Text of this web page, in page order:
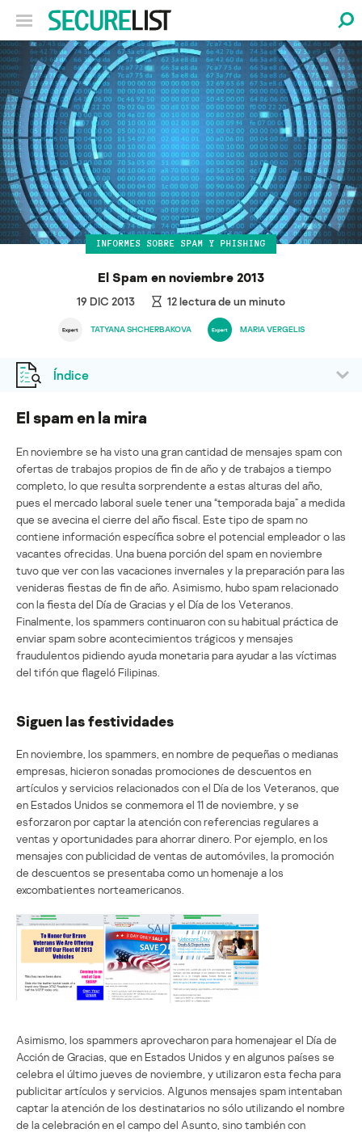
INFORMES SOBRE SPAM Y PHISHING
El Spam en noviembre 2013
19 DIC 2013 12lectura de un minuto
TATYANA SHCHERBAKOVA MARIA VERGELIS
Índice
El spam en la mira
En noviembre se ha visto una gran cantidad de mensajes spam con
ofertas de trabajos propios de fin de año y de trabajos a tiempo
completo, lo que resulta sorprendente a estas alturas del año,
pues el mercado laboral suele tener una “temporada baja” a medida
que se avecina el cierre del año fiscal. Este tipo de spam no
contiene información específica sobre el potencial empleador o las
vacantes ofrecidas. Una buena porción del spam en noviembre
tuvo que ver con las vacaciones invernales y la preparación para las
venideras fiestas de fin de año. Asimismo, hubo spam relacionado
con la fiesta del Día de Gracias y el Día de los Veteranos.
Finalmente, los spammers continuaron con su habitual práctica de
enviar spam sobre acontecimientos trágicos y mensajes
fraudulentos pidiendo ayuda monetaria para ayudar a las víctimas
del tifón que flageló Filipinas.
Siguen las festividades
En noviembre, los spammers, en nombre de pequeñas o medianas
empresas, hicieron sonadas promociones de descuentos en
artículos y servicios relacionados con el Día de los Veteranos, que
en Estados Unidos se conmemora el 11 de noviembre, y se
esforzaron por captar la atención con referencias regulares a
ventas y oportunidades para ahorrar dinero. Por ejemplo, en los
mensajes con publicidad de ventas de automóviles, la promoción
de descuentos se presentaba como un homenaje a los
excombatientes norteamericanos.
Asimismo, los spammers aprovecharon para homenajear el Día de
Acción de Gracias, que en Estados Unidos y en algunos países se
celebra el último jueves de noviembre, y utilizaron esta fecha para
publicitar artículos y servicios. Algunos mensajes spam intentaban
captar la atención de los destinatarios no sólo utilizando el nombre
de la celebración en el campo del Asunto, sino también con